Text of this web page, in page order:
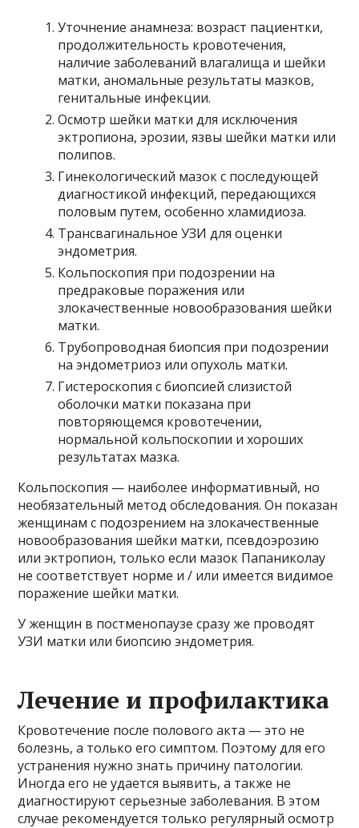
Уточнение анамнеза: возраст пациентки,
продолжительность кровотечения,
наличие заболеваний влагалища и шейки
матки, аномальные результаты мазков,
генитальные инфекции.
Осмотр шейки матки для исключения
эктропиона, эрозии, язвы шейки матки или
полипов.
Гинекологический мазок с последующей
диагностикой инфекций, передающихся
половым путем, особенно хламидиоза.
Трансвагинальное УЗИ для оценки
эндометрия.
Кольпоскопия при подозрении на
предраковые поражения или
злокачественные новообразования шейки
матки.
Трубопроводная биопсия при подозрении
на эндометриоз или опухоль матки.
Гистероскопия с биопсией слизистой
оболочки матки показана при
повторяющемся кровотечении,
нормальной кольпоскопии и хороших
результатах мазка.
Кольпоскопия — наиболее информативный, но
необязательный метод обследования. Он показан
женщинам с подозрением на злокачественные
новообразования шейки матки, псевдоэрозию
или эктропион, только если мазок Папаниколау
не соответствует норме и / или имеется видимое
поражение шейки матки.
У женщин в постменопаузе сразу же проводят
УЗИ матки или биопсию эндометрия.
Лечение и профилактика
Кровотечение после полового акта — это не
болезнь, а только его симптом. Поэтому для его
устранения нужно знать причину патологии.
Иногда его не удается выявить, а также не
диагностируют серьезные заболевания. В этом
случае рекомендуется только регулярный осмотр